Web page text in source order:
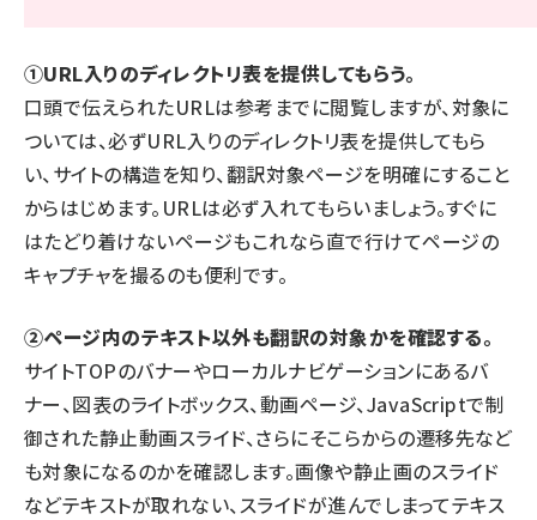
①URL入りのディレクトリ表を提供してもらう。
口頭で伝えられたURLは参考までに閲覧しますが、対象に
ついては、必ずURL入りのディレクトリ表を提供してもら
い、サイトの構造を知り、翻訳対象ページを明確にすること
からはじめます。URLは必ず入れてもらいましょう。すぐに
はたどり着けないページもこれなら直で行けてページの
キャプチャを撮るのも便利です。
②ページ内のテキスト以外も翻訳の対象かを確認する。
サイトTOPのバナーやローカルナビゲーションにあるバ
ナー、図表のライトボックス、動画ページ、JavaScriptで制
御された静止動画スライド、さらにそこらからの遷移先など
も対象になるのかを確認します。画像や静止画のスライド
などテキストが取れない、スライドが進んでしまってテキス